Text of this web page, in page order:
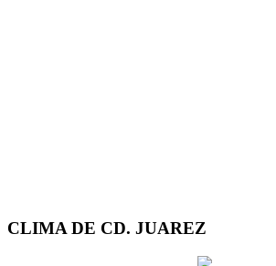
CLIMA DE CD. JUAREZ